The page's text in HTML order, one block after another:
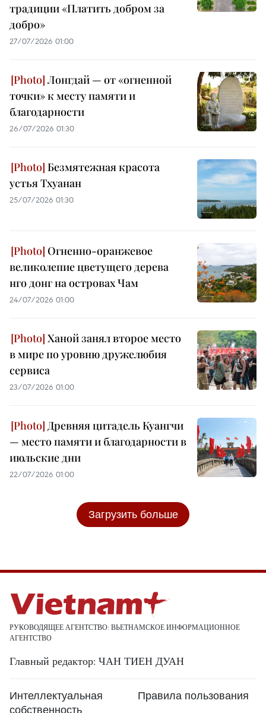
традиции «Платить добром за
добро»
27/07/2026 01:00
Лонгдай — от «огненной
точки» к месту памяти и
благодарности
26/07/2026 01:30
Безмятежная красота
устья Тхуанан
25/07/2026 01:30
Огненно-оранжевое
великолепие цветущего дерева
нго донг на островах Чам
24/07/2026 01:00
Ханой занял второе место
в мире по уровню дружелюбия
сервиса
23/07/2026 01:00
Древняя цитадель Куангчи
— место памяти и благодарности в
июльские дни
22/07/2026 01:00
Загрузить больше
РУКОВОДЯЩЕЕ АГЕНТСТВО: ВЬЕТНАМСКОЕ ИНФОРМАЦИОННОЕ
АГЕНТСТВО
Главный редактор: ЧАН ТИЕН ДУАН
Интеллектуальная
собственность
Правила пользования